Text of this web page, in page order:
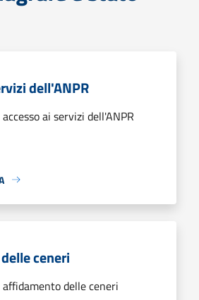
dell'ANPR
ai servizi dell'ANPR
ceneri
delle ceneri